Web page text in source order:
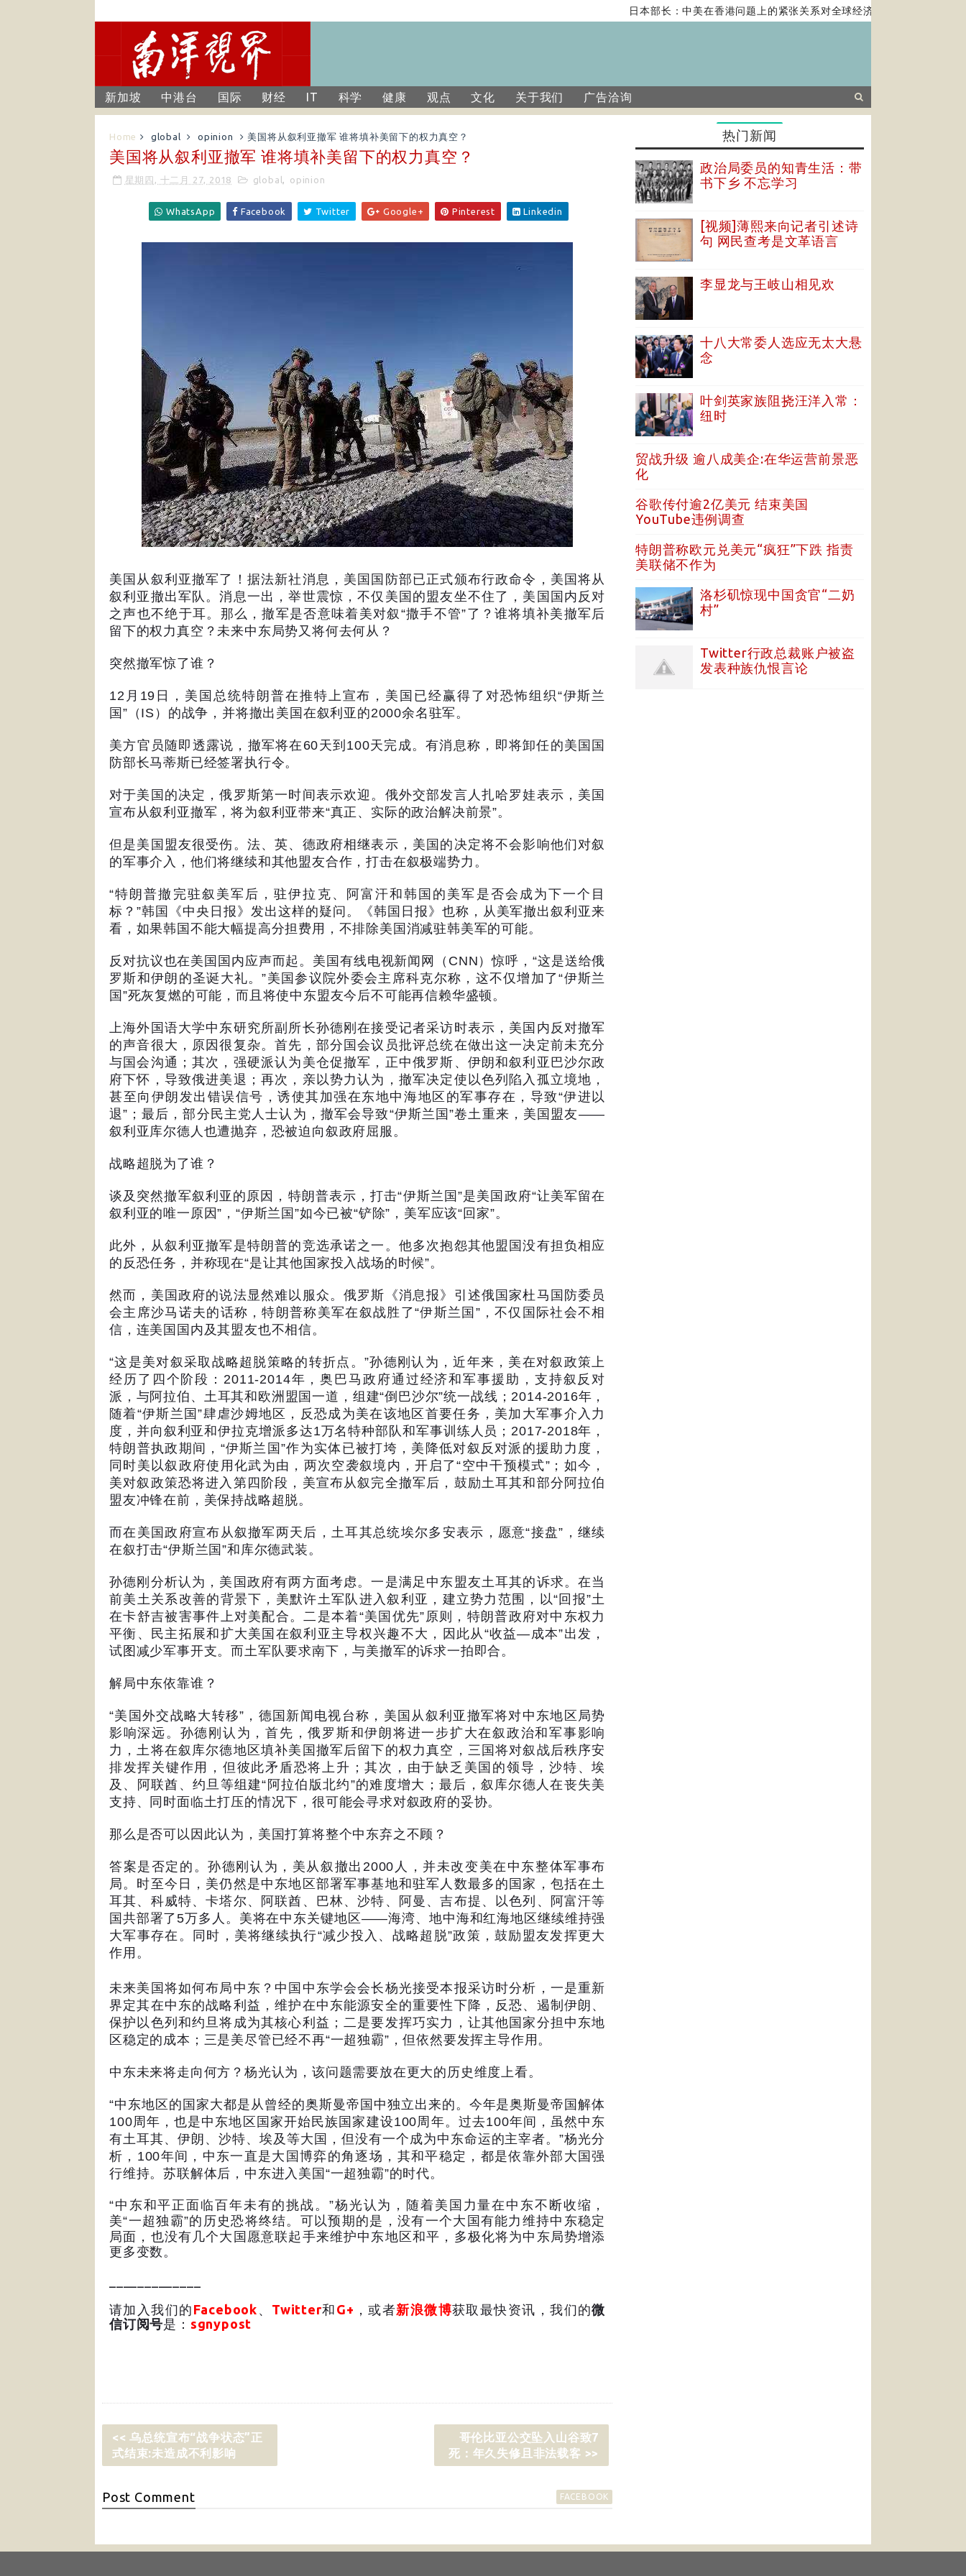
日本部长：中美在香港问题上的紧张关系对全球经济构成风险
新加坡 中港台 国际 财经 IT 科学 健康 观点 文化 关于我们 广告洽询
Home global opinion 美国将从叙利亚撤军 谁将填补美留下的权力真空？
美国将从叙利亚撤军 谁将填补美留下的权力真空？
星期四, 十二月 27, 2018 global , opinion
WhatsApp Facebook Twitter Google+ Pinterest Linkedin
美国从叙利亚撤军了！据法新社消息，美国国防部已正式颁布行政命令，美国将从
叙利亚撤出军队。消息一出，举世震惊，不仅美国的盟友坐不住了，美国国内反对
之声也不绝于耳。那么，撤军是否意味着美对叙“撒手不管”了？谁将填补美撤军后
留下的权力真空？未来中东局势又将何去何从？
突然撤军惊了谁？
12 月 19 日，美国总统特朗普在推特上宣布，美国已经赢得了对恐怖组织“伊斯兰
国 ” （ IS ）的战争，并将撤出美国在叙利亚的2000余名驻军。
美方官员随即透露说，撤军将在 60天到 100天完成。有消息称，即将卸任的美国国
防部长马蒂斯已经签署执行令。
对于美国的决定，俄罗斯第一时间表示欢迎。俄外交部发言人扎哈罗娃表示，美国
宣布从叙利亚撤军，将为叙利亚带来“真正、实际的政治解决前景”。
但是美国盟友很受伤。法、英、德政府相继表示，美国的决定将不会影响他们对叙
的军事介入，他们将继续和其他盟友合作，打击在叙极端势力。
“特朗普撤完驻叙美军后，驻伊拉克、阿富汗和韩国的美军是否会成为下一个目
标？ ”韩国《中央日报》发出这样的疑问。《韩国日报》也称，从美军撤出叙利亚来
看，如果韩国不能大幅提高分担费用，不排除美国消减驻韩美军的可能。
反对抗议也在美国国内应声而起。美国有线电视新闻网（ CNN ）惊呼， “这是送给俄
罗斯和伊朗的圣诞大礼。”美国参议院外委会主席科克尔称，这不仅增加了“伊斯兰
国 ”死灰复燃的可能，而且将使中东盟友今后不可能再信赖华盛顿。
上海外国语大学中东研究所副所长孙德刚在接受记者采访时表示，美国内反对撤军
的声音很大，原因很复杂。首先，部分国会议员批评总统在做出这一决定前未充分
与国会沟通；其次，强硬派认为美仓促撤军，正中俄罗斯、伊朗和叙利亚巴沙尔政
府下怀，导致俄进美退；再次，亲以势力认为，撤军决定使以色列陷入孤立境地，
甚至向伊朗发出错误信号，诱使其加强在东地中海地区的军事存在，导致“伊进以
退” ；最后，部分民主党人士认为，撤军会导致“伊斯兰国”卷土重来，美国盟友——
叙利亚库尔德人也遭抛弃，恐被迫向叙政府屈服。
战略超脱为了谁？
谈及突然撤军叙利亚的原因，特朗普表示，打击“伊斯兰国”是美国政府“让美军留在
叙利亚的唯一原因” ，“伊斯兰国”如今已被“铲除” ，美军应该“ 回家”。
此外，从叙利亚撤军是特朗普的竞选承诺之一。他多次抱怨其他盟国没有担负相应
的反恐任务，并称现在“是让其他国家投入战场的时候”。
然而，美国政府的说法显然难以服众。俄罗斯《消息报》引述俄国家杜马国防委员
会主席沙马诺夫的话称，特朗普称美军在叙战胜了“伊斯兰国 ” ，不仅国际社会不相
信，连美国国内及其盟友也不相信。
“这是美对叙采取战略超脱策略的转折点。”孙德刚认为，近年来，美在对叙政策上
经历了四个阶段： 2011-2014年，奥巴马政府通过经济和军事援助，支持叙反对
派，与阿拉伯、土耳其和欧洲盟国一道，组建“倒巴沙尔”统一战线； 2014-2016年，
随着“伊斯兰国”肆虐沙姆地区，反恐成为美在该地区首要任务，美加大军事介入力
度，并向叙利亚和伊拉克增派多达1万名特种部队和军事训练人员； 2017-2018年，
特朗普执政期间， “伊斯兰国”作为实体已被打垮，美降低对叙反对派的援助力度，
同时美以叙政府使用化武为由，两次空袭叙境内，开启了“空中干预模式” ；如今，
美对叙政策恐将进入第四阶段，美宣布从叙完全撤军后，鼓励土耳其和部分阿拉伯
盟友冲锋在前，美保持战略超脱。
而在美国政府宣布从叙撤军两天后，土耳其总统埃尔多安表示，愿意“接盘” ，继续
在叙打击“伊斯兰国”和库尔德武装。
孙德刚分析认为，美国政府有两方面考虑。一是满足中东盟友土耳其的诉求。在当
前美土关系改善的背景下，美默许土军队进入叙利亚，建立势力范围，以“ 回报”土
在卡舒吉被害事件上对美配合。二是本着“美国优先” 原则，特朗普政府对中东权力
平衡、民主拓展和扩大美国在叙利亚主导权兴趣不大，因此从“收益—成本”出发，
试图减少军事开支。而土军队要求南下，与美撤军的诉求一拍即合。
解局中东依靠谁？
“美国外交战略大转移” ，德国新闻电视台称，美国从叙利亚撤军将对中东地区局势
影响深远。孙德刚认为，首先，俄罗斯和伊朗将进一步扩大在叙政治和军事影响
力，土将在叙库尔德地区填补美国撤军后留下的权力真空，三国将对叙战后秩序安
排发挥关键作用，但彼此矛盾恐将上升；其次，由于缺乏美国的领导，沙特、埃
及、阿联酋、约旦等组建“ 阿拉伯版北约”的难度增大；最后，叙库尔德人在丧失美
支持、同时面临土打压的情况下，很可能会寻求对叙政府的妥协。
那么是否可以因此认为，美国打算将整个中东弃之不顾？
答案是否定的。孙德刚认为，美从叙撤出 2000 人，并未改变美在中东整体军事布
局。时至今日，美仍然是中东地区部署军事基地和驻军人数最多的国家，包括在土
耳其、科威特、卡塔尔、阿联酋、巴林、沙特、阿曼、吉布提、以色列、阿富汗等
国共部署了5万多人。美将在中东关键地区 ——海湾、地中海和红海地区继续维持强
大军事存在。同时，美将继续执行“减少投入、战略超脱”政策，鼓励盟友发挥更大
作用。
未来美国将如何布局中东？中国中东学会会长杨光接受本报采访时分析，一是重新
界定其在中东的战略利益，维护在中东能源安全的重要性下降，反恐、遏制伊朗、
保护以色列和约旦将成为其核心利益；二是要发挥巧实力，让其他国家分担中东地
区稳定的成本；三是美尽管已经不再“一超独霸” ，但依然要发挥主导作用。
中东未来将走向何方？杨光认为，该问题需要放在更大的历史维度上看。
“中东地区的国家大都是从曾经的奥斯曼帝国中独立出来的。今年是奥斯曼帝国解体
100周年，也是中东地区国家开始民族国家建设100周年。过去100年间，虽然中东
有土耳其、伊朗、沙特、埃及等大国，但没有一个成为中东命运的主宰者。”杨光分
析， 100年间，中东一直是大国博弈的角逐场，其和平稳定，都是依靠外部大国强
行维持。苏联解体后，中东进入美国 “一超独霸”的时代。
“中东和平正面临百年未有的挑战。 ”杨光认为，随着美国力量在中东不断收缩，
美“一超独霸”的历史恐将终结。可以预期的是，没有一个大国有能力维持中东稳定
局面，也没有几个大国愿意联起手来维护中东地区和平，多极化将为中东局势增添
更多变数。
请加入我们的 Facebook 、 Twitter和 G+ ，或者新浪微博获取最快资讯，我们的微
信订阅号是： sgnypost
<< 乌总统宣布“战争状态”正
式结束:未造成不利影响
哥伦比亚公交坠入山谷致7
死：年久失修且非法载客 >>
Post Comment FACEBOOK
热门新闻
政治局委员的知青生活：带
书下乡 不忘学习
[视频]薄熙来向记者引述诗
句 网民查考是文革语言
李显龙与王岐山相见欢
十八大常委人选应无太大悬
念
叶剑英家族阻挠汪洋入常：
纽时
贸战升级 逾八成美企:在华运营前景恶
化
谷歌传付逾2亿美元 结束美国
YouTube违例调查
特朗普称欧元兑美元“疯狂”下跌 指责
美联储不作为
洛杉矶惊现中国贪官“二奶
村”
Twitter行政总裁账户被盗
发表种族仇恨言论